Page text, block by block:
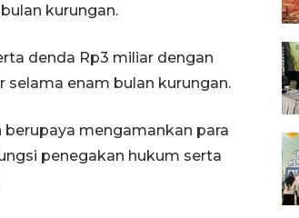
kurungan.
denda Rp3 miliar dengan
enam bulan kurungan.
mengamankan para
penegakan hukum serta